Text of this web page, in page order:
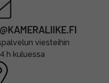
viesteihin
h kuluessa